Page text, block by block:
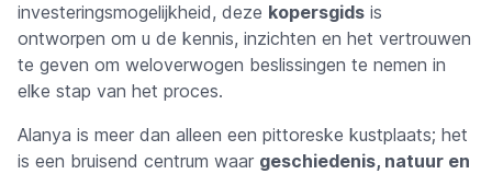
investeringsmogelijkheid, deze kopersgids is
ontworpen om u de kennis, inzichten en het vertrouwen
te geven om weloverwogen beslissingen te nemen in
elke stap van het proces.
Alanya is meer dan alleen een pittoreske kustplaats; het
is een bruisend centrum waar geschiedenis, natuur en